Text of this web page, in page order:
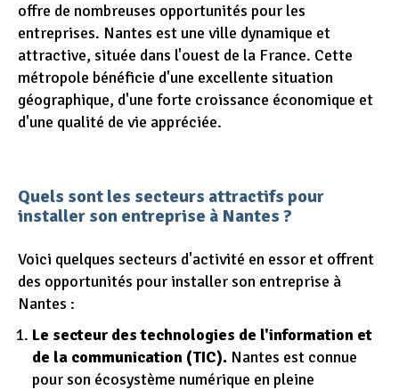
offre de nombreuses opportunités pour les
entreprises. Nantes est une ville dynamique et
attractive, située dans l'ouest de la France. Cette
métropole bénéficie d'une excellente situation
géographique, d'une forte croissance économique et
d'une qualité de vie appréciée.
Quels sont les secteurs attractifs pour
installer son entreprise à Nantes ?
Voici quelques secteurs d'activité en essor et offrent
des opportunités pour installer son entreprise à
Nantes :
Le secteur des technologies de l'information et
de la communication (TIC). Nantes est connue
pour son écosystème numérique en pleine